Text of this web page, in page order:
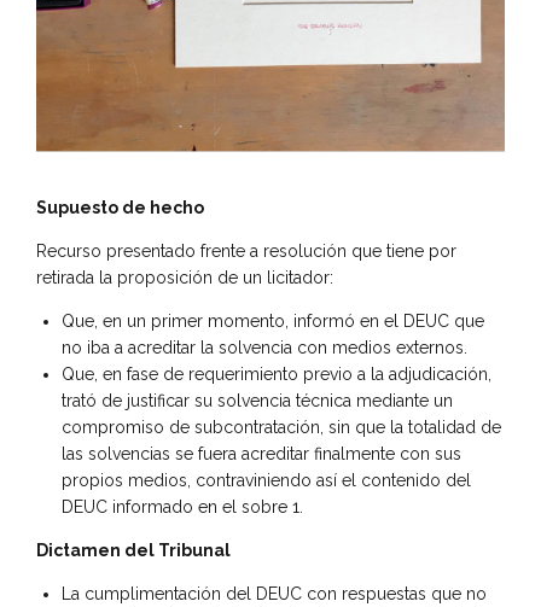
Supuesto de hecho
Recurso presentado frente a resolución que tiene por
retirada la proposición de un licitador:
Que, en un primer momento, informó en el DEUC que
no iba a acreditar la solvencia con medios externos.
Que, en fase de requerimiento previo a la adjudicación,
trató de justificar su solvencia técnica mediante un
compromiso de subcontratación, sin que la totalidad de
las solvencias se fuera acreditar finalmente con sus
propios medios, contraviniendo así el contenido del
DEUC informado en el sobre 1.
Dictamen del Tribunal
La cumplimentación del DEUC con respuestas que no